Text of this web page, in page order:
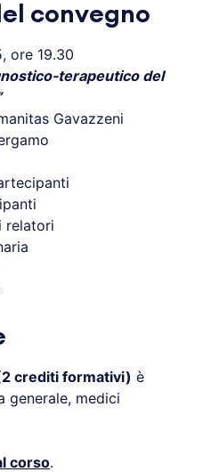
convegno
ore 19.30
terapeutico del
Gavazzeni
relatori
crediti formativi) è
generale, medici
corso.